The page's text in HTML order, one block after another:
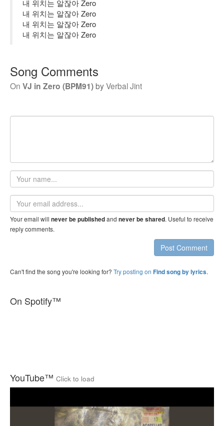
내 위치는 알잖아 Zero
내 위치는 알잖아 Zero
내 위치는 알잖아 Zero
내 위치는 알잖아 Zero
Song Comments
On VJ in Zero (BPM91)byVerbal Jint
Your
name
Email
address
Your email will never be publishedand never be shared. Useful to receive
reply comments.
Post Comment
Can't find the song you're looking for? Try posting on Find song by lyrics.
On Spotify™
YouTube™ Click to load